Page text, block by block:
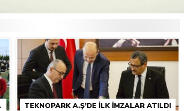
KILINDI
TEKNOPARK A.Ş’DE ILK IMZALAR ATILDI